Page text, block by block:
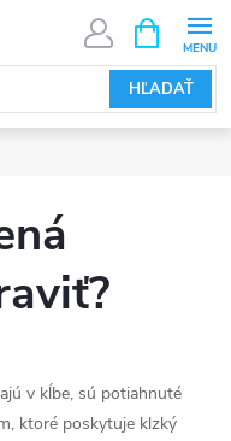
HĽADAŤ
KOŠÍK
v kĺbe, sú potiahnuté
ktoré poskytuje klzký